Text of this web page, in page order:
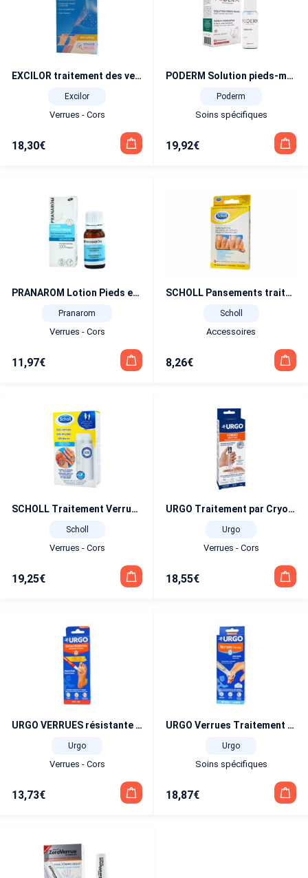
EXCILOR traitement des verrues 2 en 1
Excilor
Verrues - Cors
18,30€
PODERM Solution pieds-mains Sérum Verrupro 8 ml
Poderm
Soins spécifiques
19,92€
PRANAROM Lotion Pieds et Mains anti-verrues 10 ml
Pranarom
Verrues - Cors
11,97€
SCHOLL Pansements traitement CORS 8 unités
Scholl
Accessoires
8,26€
SCHOLL Traitement Verrues Mains et Pieds
Scholl
Verrues - Cors
19,25€
URGO Traitement par Cryothérapie des Verrues aux mains et aux pieds 38 ml
Urgo
Verrues - Cors
18,55€
URGO VERRUES résistante stylo 1,5 ml
Urgo
Verrues - Cors
13,73€
URGO Verrues Traitement par cryothérapie flacon applicateur 38 ml
Urgo
Soins spécifiques
18,87€